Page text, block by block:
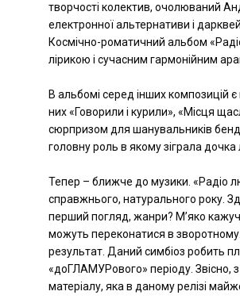
творчості колектив, очолюваний
електронної альтернативи і
Космічно-роматичний альбом
лірикою і сучасним гармонійним
В альбомі серед інших композицій
них «Говорили і курили», «Місця
сюрпризом для шанувальників
головну роль в якому зіграла
Тепер – ближче до музики. «Радіо
справжнього, натурального року.
перший погляд, жанри? М’яко
можуть переконатися в
результат. Даний симбіоз робить
«доГЛАМУРового» періоду. Звісно, з
матеріалу, яка в даному релізі